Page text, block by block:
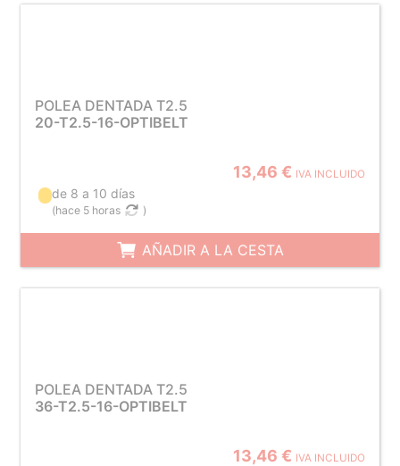
POLEA DENTADA T2.5
20-T2.5-16-OPTIBELT
13,46 € IVA INCLUIDO
de 8 a 10 días
(hace 5 horas )
AÑADIR A LA CESTA
POLEA DENTADA T2.5
36-T2.5-16-OPTIBELT
13,46 € IVA INCLUIDO